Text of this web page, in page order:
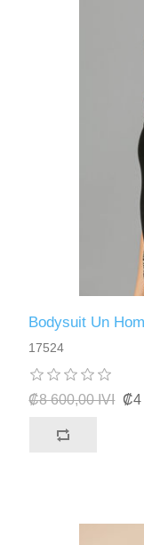
Bodysuit Un
17524
₡8 600,00 IVI ₡4